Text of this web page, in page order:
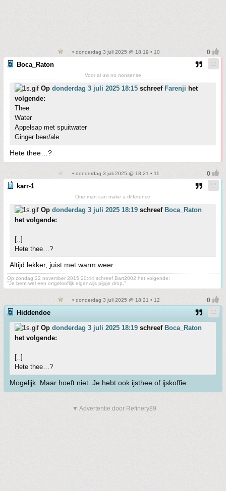
• donderdag 3 juli 2025 @ 18:19 • 10
Boca_Raton
Voor al uw no nonsense
Op donderdag 3 juli 2025 18:15 schreef Farenji het
volgende:
Thee
Water
Appelsap met spuitwater
Ginger beer/ale
Hete thee…?
• donderdag 3 juli 2025 @ 18:21 • 11
karr-1
One man can make a difference
Op donderdag 3 juli 2025 18:19 schreef Boca_Raton
het volgende:
[..]
Hete thee…?
Altijd lekker, juist met warm weer
Op zondag 22 november 2015 20:44 schreef Bart2002 het volgende:
"Je bent wel een ongelooflijk eigenwijs pijpje drop."
• donderdag 3 juli 2025 @ 18:21 • 12
Hiddendoe
Op donderdag 3 juli 2025 18:19 schreef Boca_Raton
het volgende:
[..]
Hete thee…?
Mogelijk. Maar hoeft niet. Je hebt ook ijsthee of ijskoffie.
▼ Advertentie door Refinery89